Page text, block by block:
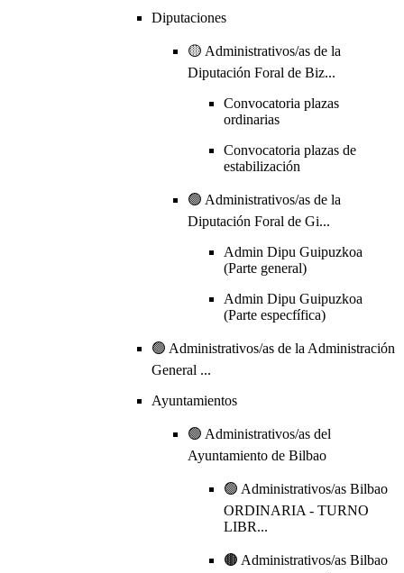
Diputaciones
🟡 Administrativos/as de la
Diputación Foral de Biz...
Convocatoria plazas
ordinarias
Convocatoria plazas de
estabilización
🟢 Administrativos/as de la
Diputación Foral de Gi...
Admin Dipu Guipuzkoa
(Parte general)
Admin Dipu Guipuzkoa
(Parte especfífica)
🟢 Administrativos/as de la Administración
General ...
Ayuntamientos
🟢 Administrativos/as del
Ayuntamiento de Bilbao
🟢 Administrativos/as Bilbao
ORDINARIA - TURNO
LIBR...
🟤 Administrativos/as Bilbao